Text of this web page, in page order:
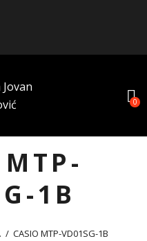
0
1B
CASIO MTP-VD01SG-1B